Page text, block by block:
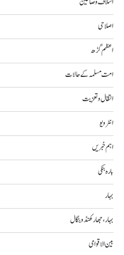
اصلاحی
اعظم گڑھ
امت مسلمہ کے حالات
انتقال و تعزیت
انٹرویو
اہم خبریں
بارہ بنکی
بہار
بہار، جھارکھنڈ و بنگال
بین الاقوامی